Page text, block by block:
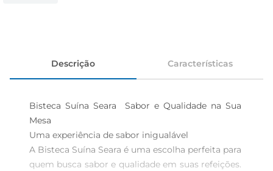
Descrição Características
Bisteca Suína Seara  Sabor e Qualidade na Sua
Mesa
Uma experiência de sabor inigualável
A Bisteca Suína Seara é uma escolha perfeita para
quem busca sabor e qualidade em suas refeições.